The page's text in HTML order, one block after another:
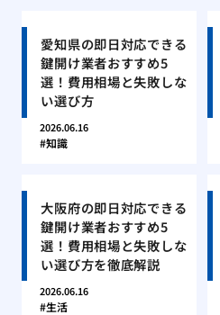
愛知県の即日対応できる
鍵開け業者おすすめ5
選！費用相場と失敗しな
い選び方
2026.06.16
知識
大阪府の即日対応できる
鍵開け業者おすすめ5
選！費用相場と失敗しな
い選び方を徹底解説
2026.06.16
生活